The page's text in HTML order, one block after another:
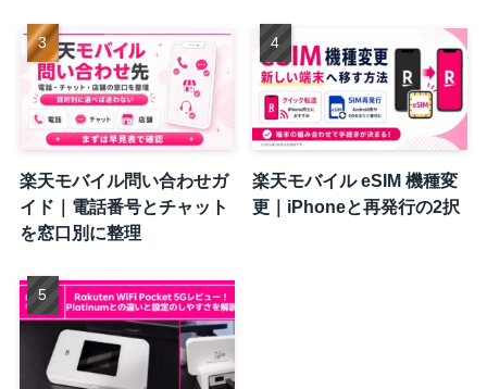
楽天モバイル問い合わせガ
イド｜電話番号とチャット
を窓口別に整理
楽天モバイル eSIM 機種変
更｜iPhoneと再発行の2択